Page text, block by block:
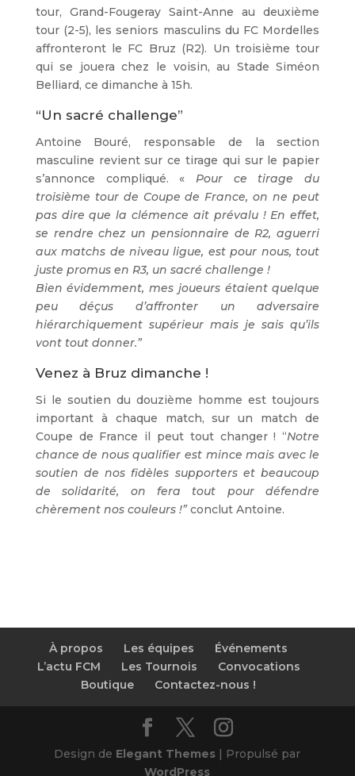
tour, Grand-Fougeray Saint-Anne au deuxième
tour (2-5), les seniors masculins du FC Mordelles
affronteront le FC Bruz (R2). Un troisième tour
qui se jouera chez le voisin, au Stade Siméon
Belliard, ce dimanche à 15h.
“Un sacré challenge”
Antoine Bouré, responsable de la section
masculine revient sur ce tirage qui sur le papier
s’annonce compliqué. « Pour ce tirage du
troisième tour de Coupe de France, on ne peut
pas dire que la clémence ait prévalu ! En effet,
se rendre chez un pensionnaire de R2, aguerri
aux matchs de niveau ligue, est pour nous, tout
juste promus en R3, un sacré challenge !
Bien évidemment, mes joueurs étaient quelque
peu déçus d’affronter un adversaire
hiérarchiquement supérieur mais je sais qu’ils
vont tout donner.”
Venez à Bruz dimanche !
Si le soutien du douzième homme est toujours
important à chaque match, sur un match de
Coupe de France il peut tout changer ! “Notre
chance de nous qualifier est mince mais avec le
soutien de nos fidèles supporters et beaucoup
de solidarité, on fera tout pour défendre
chèrement nos couleurs !”conclut Antoine.
À propos Les équipes
Événements
L’actu FCM
Les Tournois
Convocations
Boutique
Contactez-nous !
Design de Elegant Themes | Propulsé par
WordPress